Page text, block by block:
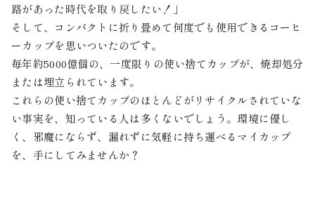
路があった時代を取り戻したい！」
そして、コンパクトに折り畳めて何度でも使用できるコーヒ
ーカップを思いついたのです。
毎年約5000億個の、一度限りの使い捨てカップが、焼却処分
または埋立られています。
これらの使い捨てカップのほとんどがリサイクルされていな
い事実を、知っている人は多くないでしょう。環境に優し
く、邪魔にならず、漏れずに気軽に持ち運べるマイカップ
を、手にしてみませんか？